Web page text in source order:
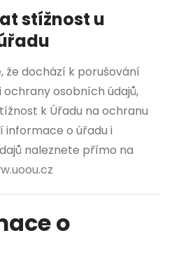
stížnost u
že dochází k porušování
osobních údajů,
k Úřadu na ochranu
informace o úřadu i
naleznete přímo na
o